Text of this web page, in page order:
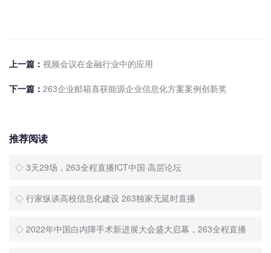
上一篇： 视频会议在金融行业中的应用
下一篇： 263企业邮箱喜获能源企业信息化方案案例创新奖
推荐阅读
◇ 3天29场，263全程直播ICT中国·高层论坛
◇ 行家纵谈高校信息化建设 263独家无延时直播
◇ 2022年中国白内障手术新进展大会盛大启幕，263全程直播